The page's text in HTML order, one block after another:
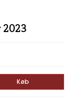
2023
Køb